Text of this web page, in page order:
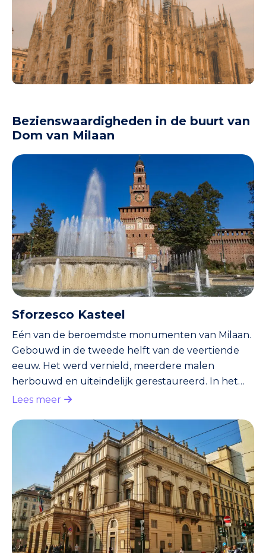
Bezienswaardigheden in de buurt van
Dom van Milaan
Sforzesco Kasteel
Eén van de beroemdste monumenten van Milaan.
Gebouwd in de tweede helft van de veertiende
eeuw. Het werd vernield, meerdere malen
herbouwd en uiteindelijk gerestaureerd. In het
kasteel zijn diverse musea gevestigd. Leonardo da
kunstschilder Donato Bramante werden
beschilderd met fresco’s. Prachtige
binnenplaatsen. Achter het kasteel ligt het ruim
opgezette Sempione park.
Lees meer